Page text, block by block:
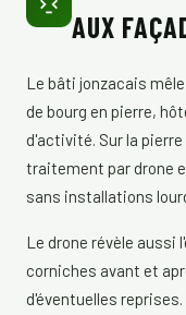
AUX
Le bâti jonzacais
de bourg en pierre,
d'activité. Sur la
traitement par drone
sans installations
Le drone révèle aussi
corniches avant et
d'éventuelles